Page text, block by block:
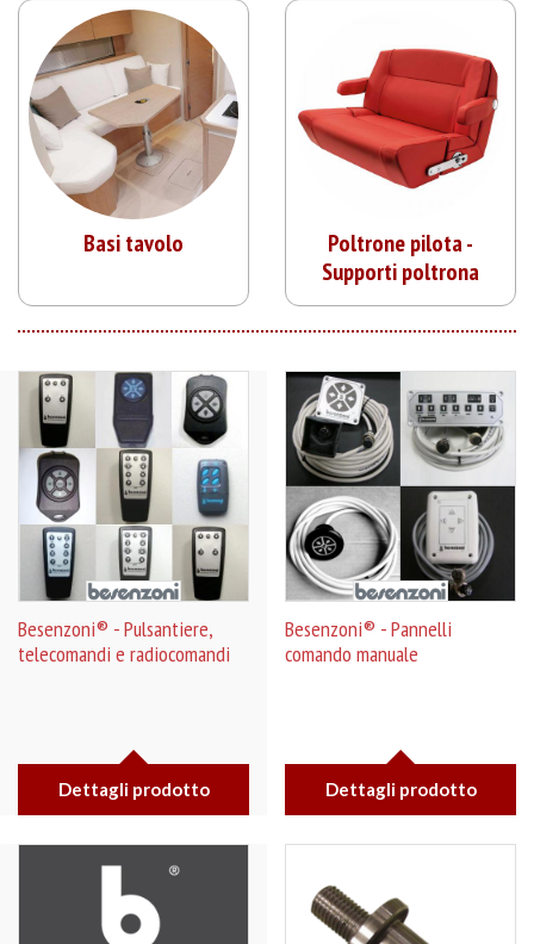
Basi tavolo
Poltrone pilota -
Supporti poltrona
Besenzoni® - Pulsantiere,
telecomandi e radiocomandi
Dettagli prodotto
Besenzoni® - Pannelli
comando manuale
Dettagli prodotto